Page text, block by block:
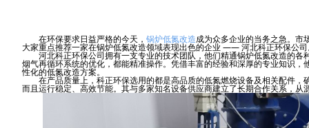
在环保要求日益严格的今天， 锅炉低氮改造成为众多企业的当务之急。市
大家重点推荐一家在锅炉低氮改造领域表现出色的企业 —— 河北科正环保公
河北科正环保公司拥有一支专业的技术团队，他们精通锅炉低氮改造的各
烟气再循环系统的优化，都能精准操作。凭借丰富的经验和深厚的专业知识
性化的低氮改造方案。
在产品质量上，科正环保选用的都是高品质的低氮燃烧设备及相关配件，
而且运行稳定、高效节能。其与多家知名设备供应商建立了长期合作关系，从